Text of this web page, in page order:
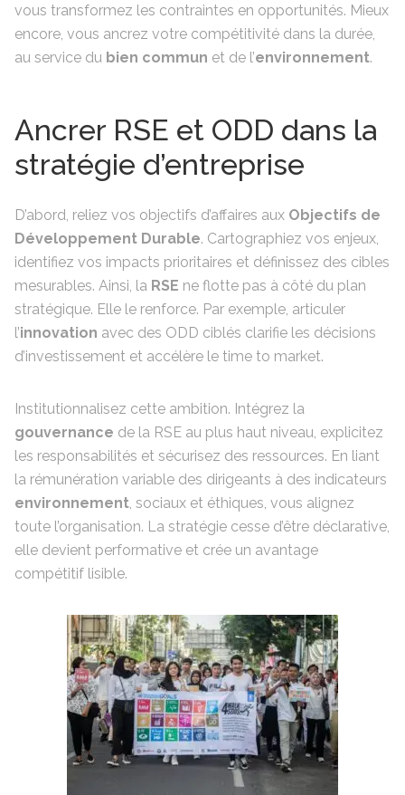
vous transformez les contraintes en opportunités. Mieux
encore, vous ancrez votre compétitivité dans la durée,
au service du bien commun et de l’environnement.
Ancrer RSE et ODD dans la
stratégie d’entreprise
D’abord, reliez vos objectifs d’affaires aux Objectifs de
Développement Durable. Cartographiez vos enjeux,
identifiez vos impacts prioritaires et définissez des cibles
mesurables. Ainsi, la RSE ne flotte pas à côté du plan
stratégique. Elle le renforce. Par exemple, articuler
l’innovation avec des ODD ciblés clarifie les décisions
d’investissement et accélère le time to market.
Institutionnalisez cette ambition. Intégrez la
gouvernance de la RSE au plus haut niveau, explicitez
les responsabilités et sécurisez des ressources. En liant
la rémunération variable des dirigeants à des indicateurs
environnement , sociaux et éthiques, vous alignez
toute l’organisation. La stratégie cesse d’être déclarative,
elle devient performative et crée un avantage
compétitif lisible.